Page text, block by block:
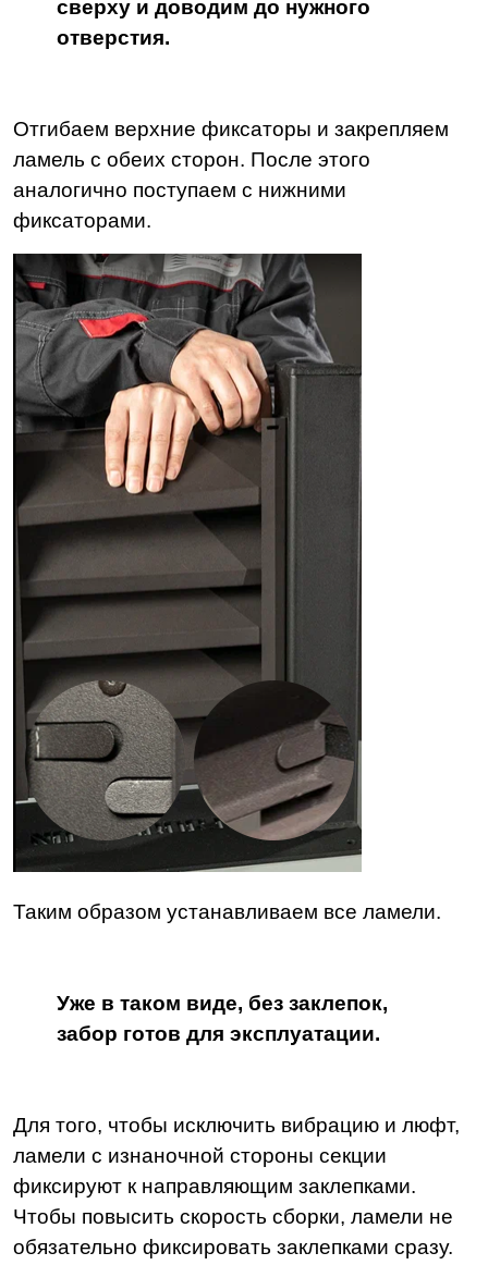
сверху и доводим до нужного
отверстия.
Отгибаем верхние фиксаторы и закрепляем
ламель с обеих сторон. После этого
аналогично поступаем с нижними
фиксаторами.
Таким образом устанавливаем все ламели.
Уже в таком виде, без заклепок,
забор готов для эксплуатации.
Для того, чтобы исключить вибрацию и люфт,
ламели с изнаночной стороны секции
фиксируют к направляющим заклепками.
Чтобы повысить скорость сборки, ламели не
обязательно фиксировать заклепками сразу.